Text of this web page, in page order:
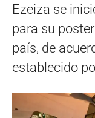
Ezeiza se
para su
país, de
establecido